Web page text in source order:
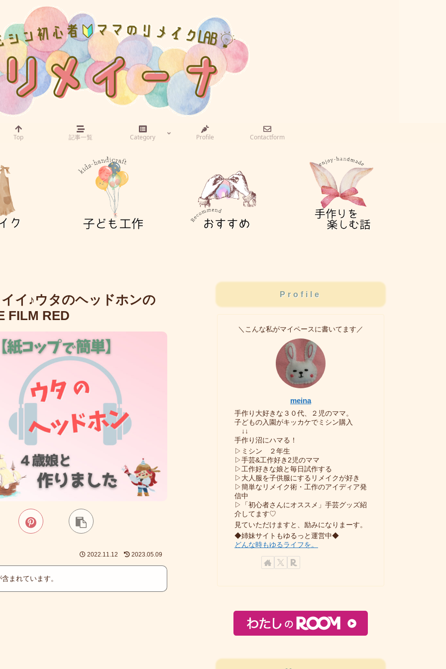
Top 記事一覧 Category Profile Contactform
イ♪ウタのヘッドホンの
FILM RED
2022.11.12 2023.05.09
まれています。
Profile
＼こんな私がマイペースに書いてます／
meina
手作り大好きな３０代、２児のママ。
子どもの入園がキッカケでミシン購入
↓↓
手作り沼にハマる！
▷ミシン ２年生
▷手芸&工作好き2児のママ
▷工作好きな娘と毎日試作する
▷大人服を子供服にするリメイクが好き
▷簡単なリメイク術・工作のアイディア発
信中
▷「初心者さんにオススメ」手芸グッズ紹
介してます♡
見ていただけますと、励みになりまーす。
◆姉妹サイトもゆるっと運営中◆
どんな時もゆるライフを。